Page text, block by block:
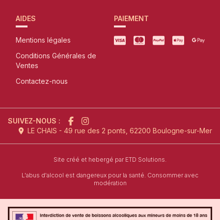
AIDES
Mentions légales
Conditions Générales de
Ventes
Contactez-nous
PAIEMENT
SUIVEZ-NOUS :
LE CHAIS - 49 rue des 2 ponts, 62200 Boulogne-sur-Mer
Site créé et hebergé parl'agence de création de site
ETD Solutions.
L'abus d'alcool est dangereux pour la santé. Consommer avec
modération